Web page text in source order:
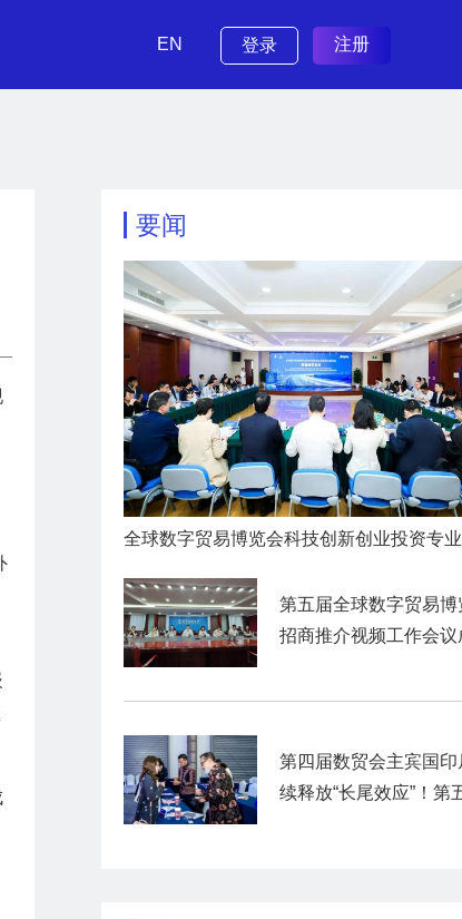
EN 登录 注册
要闻
第五届全球数字贸易博
招商推介视频工作会议
第四届数贸会主宾国印
续释放“长尾效应”！第